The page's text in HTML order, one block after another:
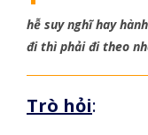
hễ suy nghĩ hay
đi thì phải đi theo
Trò hỏi: